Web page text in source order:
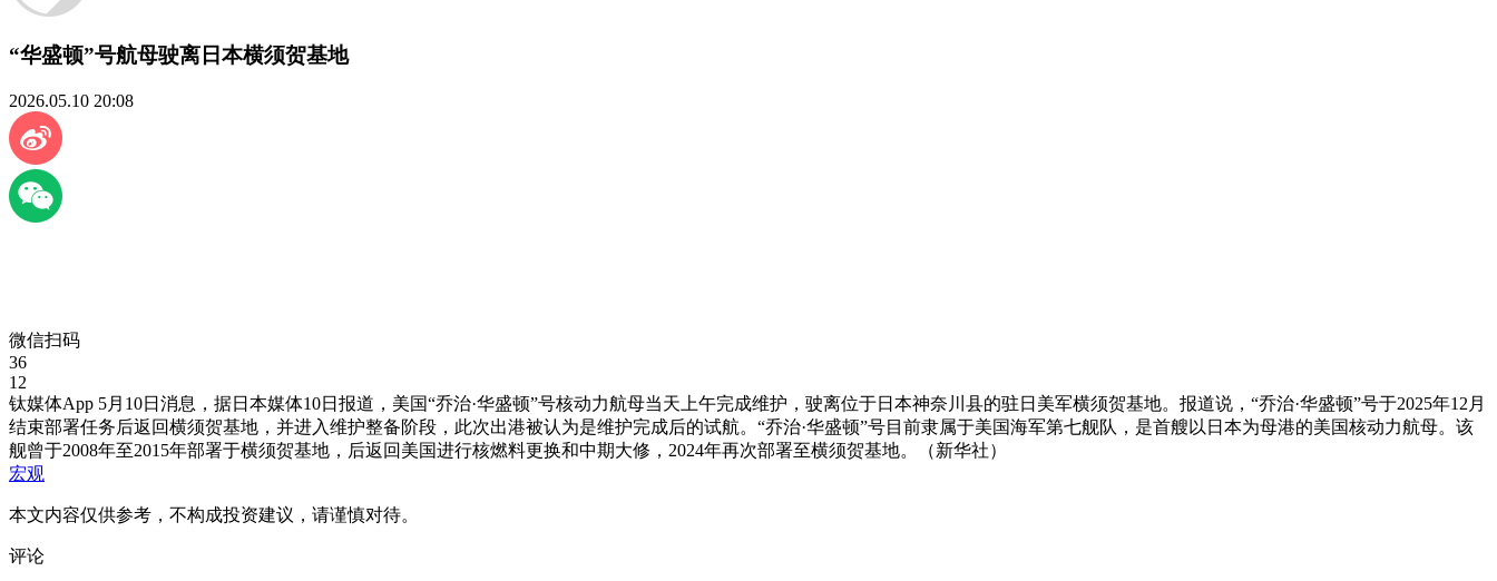
“华盛顿”号航母驶离日本横须贺基地
2026.05.10 20:08
微信扫码
36
12
钛媒体App 5月10日消息，据日本媒体10日报道，美国“乔治·华盛顿”号核动力航母当天上午完成维护，驶离位于日本神奈川县的驻日美军横须贺基地。报道说，“乔治·华盛顿”号于2025年12月
结束部署任务后返回横须贺基地，并进入维护整备阶段，此次出港被认为是维护完成后的试航。“乔治·华盛顿”号目前隶属于美国海军第七舰队，是首艘以日本为母港的美国核动力航母。该
舰曾于2008年至2015年部署于横须贺基地，后返回美国进行核燃料更换和中期大修，2024年再次部署至横须贺基地。（新华社）
宏观
本文内容仅供参考，不构成投资建议，请谨慎对待。
评论